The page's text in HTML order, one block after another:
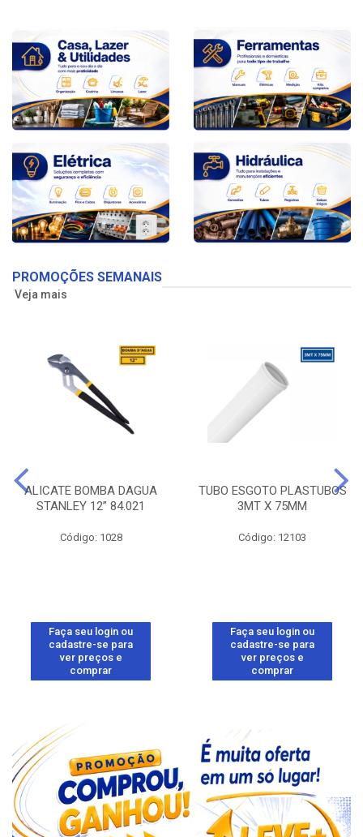
PROMOÇÕES SEMANAIS
Veja mais
ALICATE BOMBA DAGUA
STANLEY 12” 84.021
Código: 1028
Faça seu login ou
cadastre-se para
ver preços e
comprar
TUBO ESGOTO PLASTUBOS
3MT X 75MM
Código: 12103
Faça seu login ou
cadastre-se para
ver preços e
comprar